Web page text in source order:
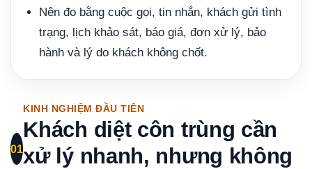
Nên đo bằng cuộc gọi, tin nhắn, khách gửi tình
trạng, lịch khảo sát, báo giá, đơn xử lý, bảo
hành và lý do khách không chốt.
01
KINH NGHIỆM ĐẦU TIÊN
Khách diệt côn trùng cần
xử lý nhanh, nhưng không